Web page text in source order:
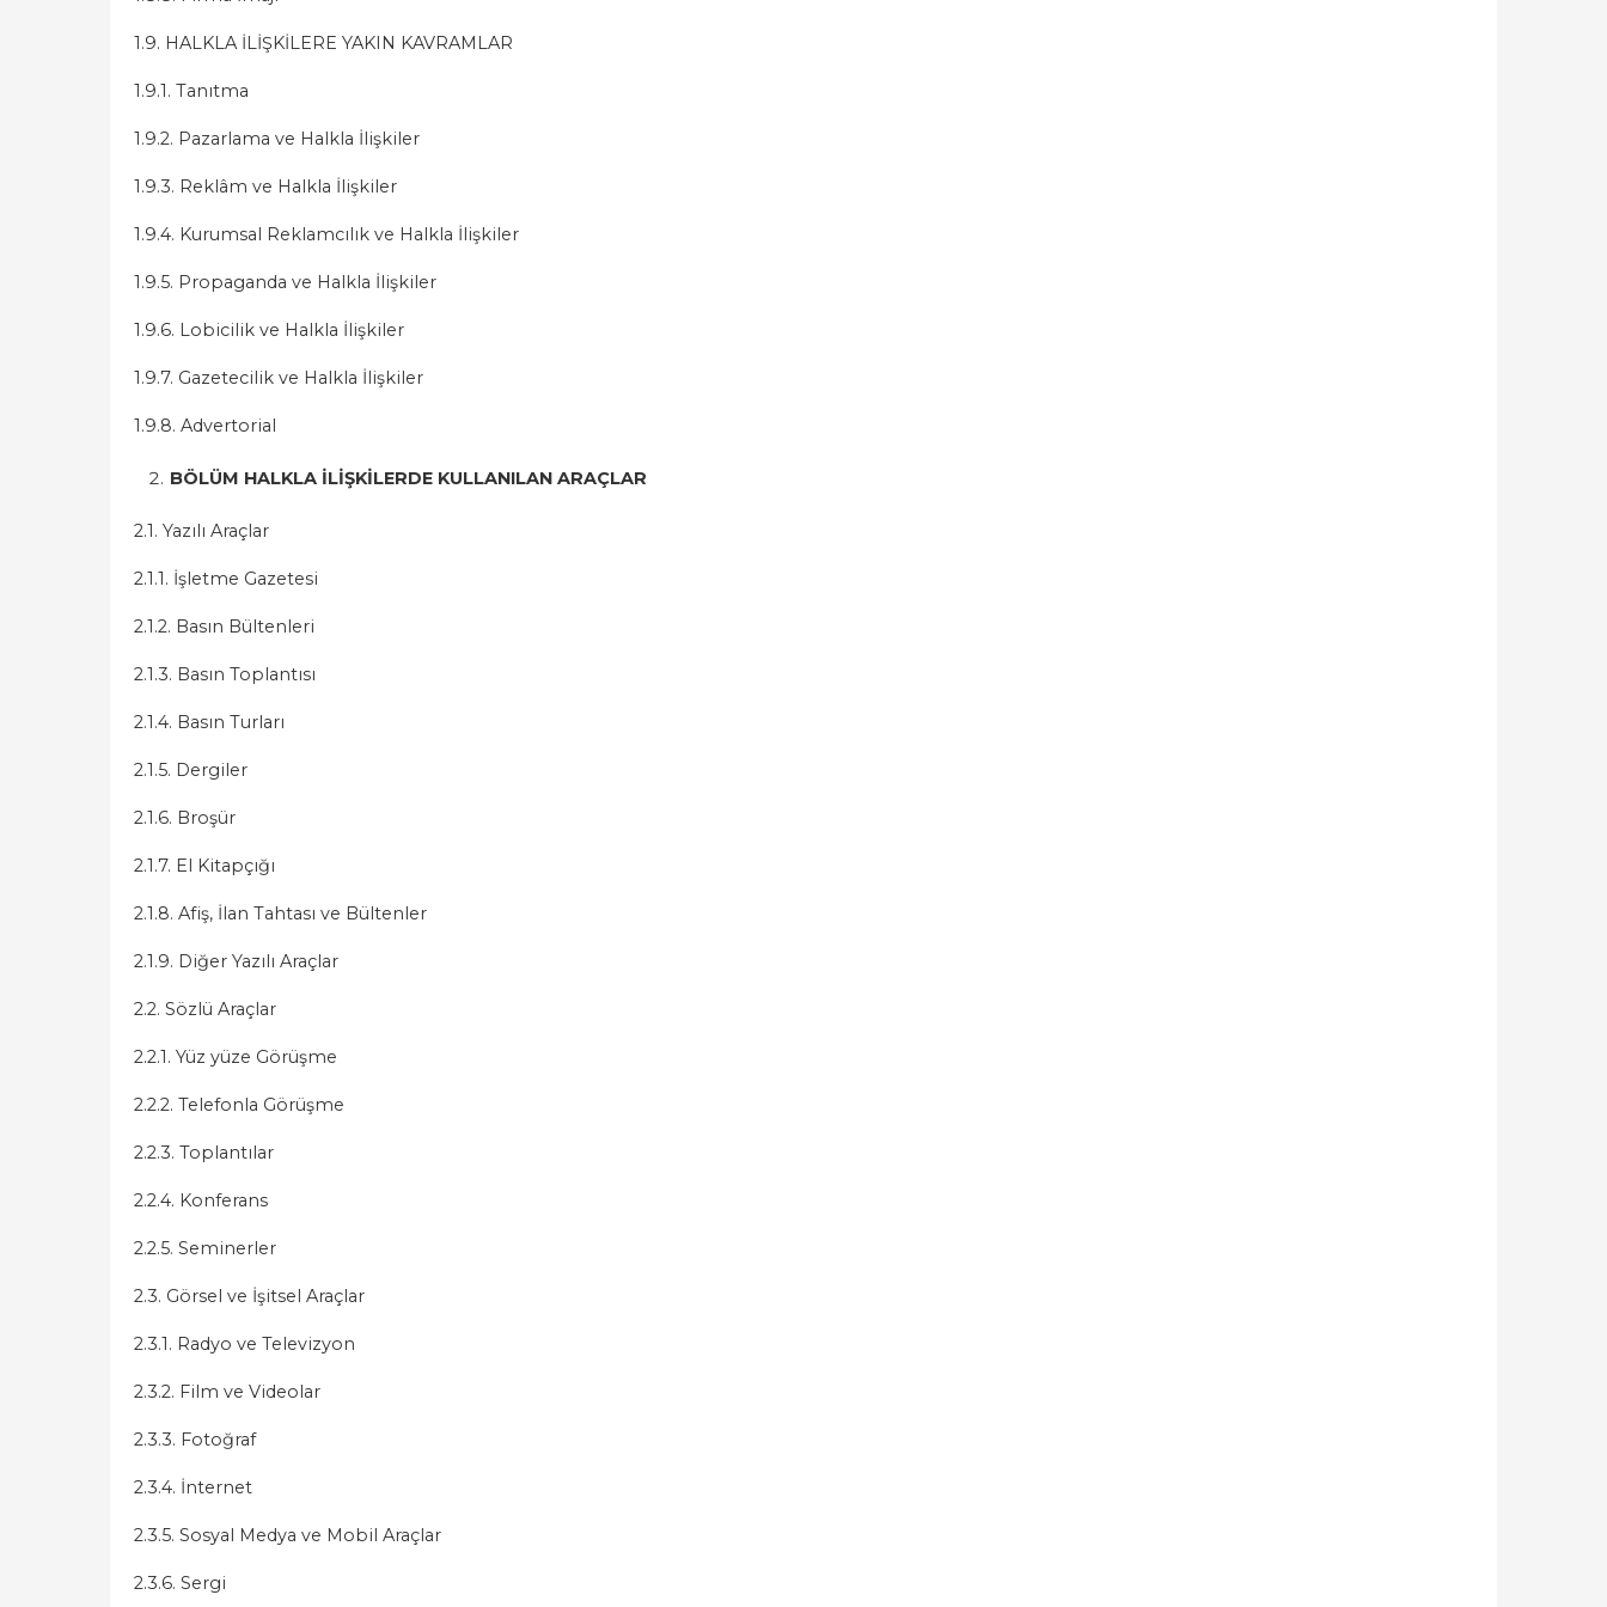
1.9. HALKLA İLİŞKİLERE YAKIN KAVRAMLAR
1.9.1. Tanıtma
1.9.2. Pazarlama ve Halkla İlişkiler
1.9.3. Reklâm ve Halkla İlişkiler
1.9.4. Kurumsal Reklamcılık ve Halkla İlişkiler
1.9.5. Propaganda ve Halkla İlişkiler
1.9.6. Lobicilik ve Halkla İlişkiler
1.9.7. Gazetecilik ve Halkla İlişkiler
1.9.8. Advertorial
BÖLÜM HALKLA İLİŞKİLERDE KULLANILAN ARAÇLAR
2.1. Yazılı Araçlar
2.1.1. İşletme Gazetesi
2.1.2. Basın Bültenleri
2.1.3. Basın Toplantısı
2.1.4. Basın Turları
2.1.5. Dergiler
2.1.6. Broşür
2.1.7. El Kitapçığı
2.1.8. Afiş, İlan Tahtası ve Bültenler
2.1.9. Diğer Yazılı Araçlar
2.2. Sözlü Araçlar
2.2.1. Yüz yüze Görüşme
2.2.2. Telefonla Görüşme
2.2.3. Toplantılar
2.2.4. Konferans
2.2.5. Seminerler
2.3. Görsel ve İşitsel Araçlar
2.3.1. Radyo ve Televizyon
2.3.2. Film ve Videolar
2.3.3. Fotoğraf
2.3.4. İnternet
2.3.5. Sosyal Medya ve Mobil Araçlar
2.3.6. Sergi